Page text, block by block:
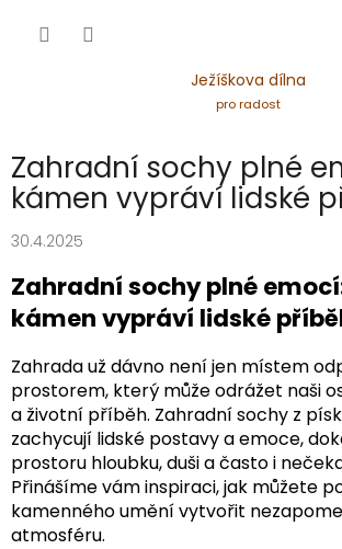
Ježíškova dílna
pro radost
Zahradní sochy plné
kámen vypráví lidské
30.4.2025
Zahradní sochy plné
kámen vypráví lidské
Zahrada už dávno není jen místem
prostorem, který může odrážet naši
a životní příběh. Zahradní sochy z
zachycují lidské postavy a emoce,
prostoru hloubku, duši a často i
Přinášíme vám inspiraci, jak můžete
kamenného umění vytvořit
atmosféru.